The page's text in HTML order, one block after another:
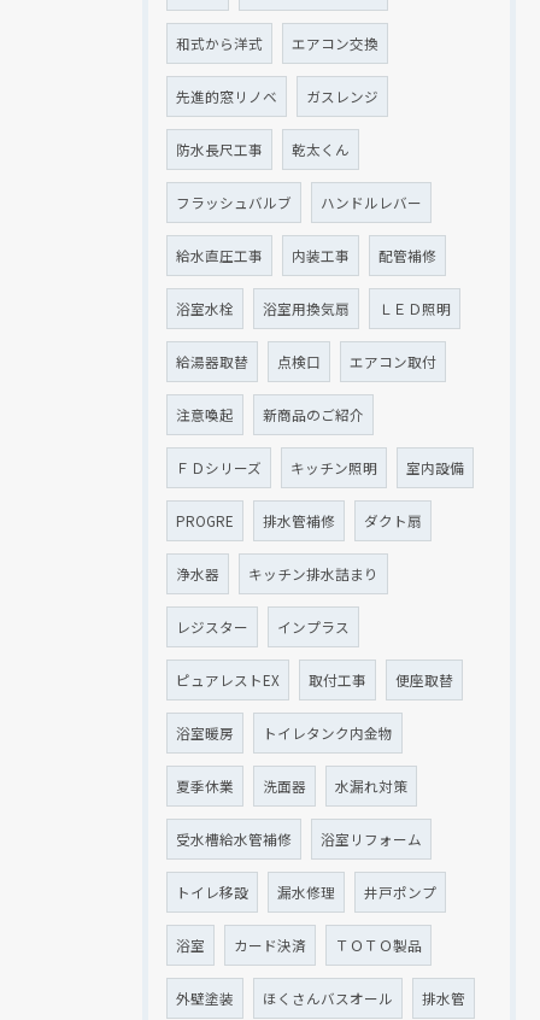
和式から洋式 エアコン交換
先進的窓リノベ ガスレンジ
防水長尺工事 乾太くん
フラッシュバルブ ハンドルレバー
給水直圧工事 内装工事 配管補修
浴室水栓 浴室用換気扇 ＬＥＤ照明
給湯器取替 点検口 エアコン取付
注意喚起 新商品のご紹介
ＦＤシリーズ キッチン照明 室内設備
PROGRE 排水管補修 ダクト扇
浄水器 キッチン排水詰まり
レジスター インプラス
ピュアレストEX 取付工事 便座取替
浴室暖房 トイレタンク内金物
夏季休業 洗面器 水漏れ対策
受水槽給水管補修 浴室リフォーム
トイレ移設 漏水修理 井戸ポンプ
浴室 カード決済 ＴＯＴＯ製品
外壁塗装 ほくさんバスオール 排水管